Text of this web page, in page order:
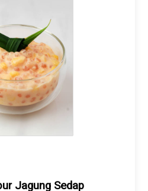
Jagung Sedap